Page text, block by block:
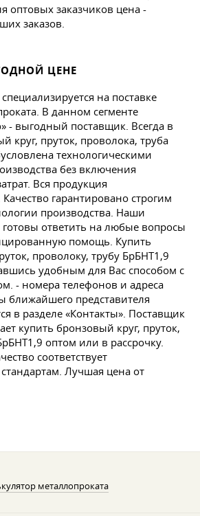
оптовых заказчиков цена -
заказов.
ЦЕНЕ
на поставке
В данном сегменте
- выгодный поставщик. Всегда в
круг, пруток, проволока, труба
технологическими
без включения
Вся продукция
гарантировано строгим
производства. Наши
ответить на любые вопросы
помощь. Купить
проволоку, трубу БрБНТ1,9
удобным для Вас способом с
- номера телефонов и адреса
ближайшего представителя
в разделе «Контакты». Поставщик
купить бронзовый круг, пруток,
оптом или в рассрочку.
соответствует
Лучшая цена от
металлопроката